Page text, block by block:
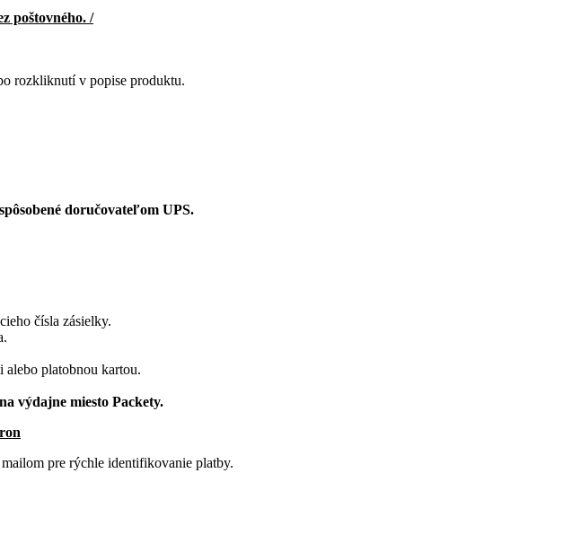
poštovného. /
rozkliknutí v popise produktu.
doručovateľom UPS.
čísla zásielky.
alebo platobnou kartou.
výdajne miesto Packety.
pre rýchle identifikovanie platby.